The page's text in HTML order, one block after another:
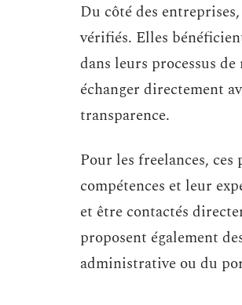
Du côté des
vérifiés. Elles
dans leurs processus
échanger directement
transparence.
Pour les freelances,
compétences et leur
et être contactés
proposent également
administrative ou du